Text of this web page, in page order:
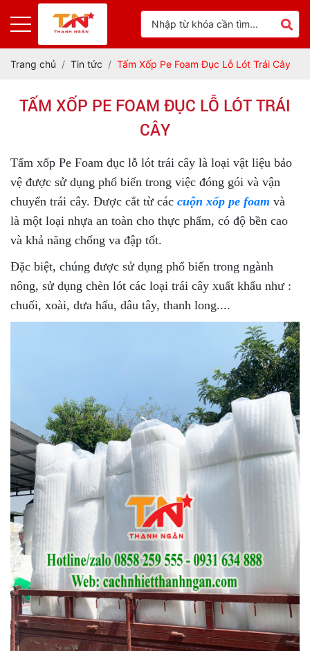
Trang chủ Tin tức Tấm Xốp Pe Foam Đục Lỗ Lót Trái Cây
TẤM XỐP PE FOAM ĐỤC LỖ LÓT TRÁI
CÂY
Tấm xốp Pe Foam đục lỗ lót trái cây là loại vật liệu bảo
vệ được sử dụng phổ biến trong việc đóng gói và vận
chuyển trái cây. Được cắt từ các cuộn xốp pe foam và
là một loại nhựa an toàn cho thực phẩm, có độ bền cao
và khả năng chống va đập tốt.
Đặc biệt, chúng được sử dụng phổ biến trong ngành
nông, sử dụng chèn lót các loại trái cây xuất khẩu như :
chuối, xoài, dưa hấu, dâu tây, thanh long....